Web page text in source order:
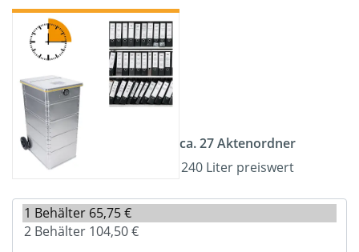
ca. 27 Aktenordner
240 Liter preiswert